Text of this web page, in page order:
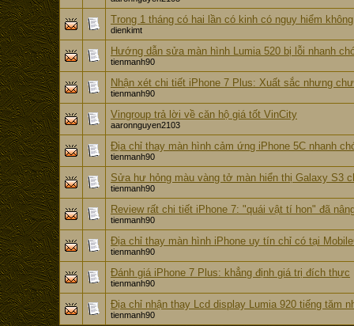
Trong 1 tháng có hai lần có kinh có nguy hiểm không
dienkimt
Hướng dẫn sửa màn hình Lumia 520 bị lỗi nhanh
tienmanh90
Nhận xét chi tiết iPhone 7 Plus: Xuất sắc nhưng
tienmanh90
Vingroup trả lời về căn hộ giá tốt VinCity
aaronnguyen2103
Địa chỉ thay màn hình cảm ứng iPhone 5C nhanh
tienmanh90
Sửa hư hỏng màu vàng tở màn hiển thị Galaxy S3
tienmanh90
Review rất chi tiết iPhone 7: "quái vật tí hon" đã
tienmanh90
Địa chỉ thay màn hình iPhone uy tín chỉ có tại
tienmanh90
Đánh giá iPhone 7 Plus: khẳng định giá trị đích thực
tienmanh90
Địa chỉ nhận thay Lcd display Lumia 920 tiếng tăm
tienmanh90